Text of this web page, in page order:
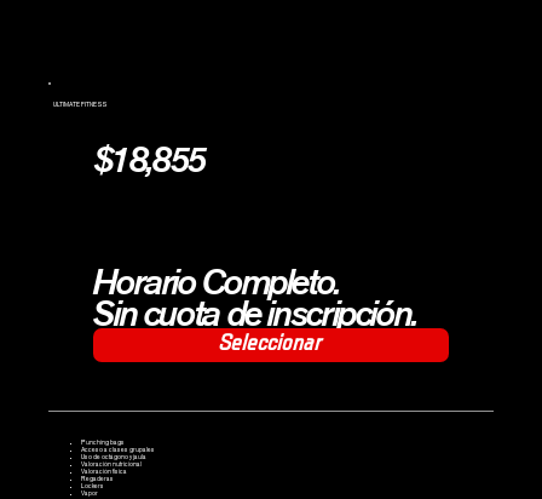
ULTIMATE FITNESS
$18,855
Horario Completo.
Sin cuota de inscripción.
Seleccionar
Punching bags
Acceso a clases grupales
Uso de octágono y jaula
Valoración nutricional
Valoración física
Regaderas
Lockers
Vapor